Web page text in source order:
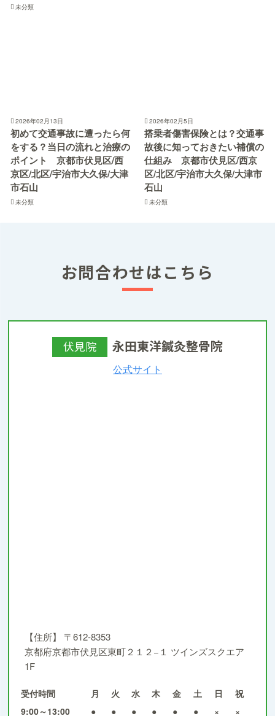
未分類
2026年02月13日
初めて交通事故に遭ったら何
をする？当日の流れと治療の
ポイント 京都市伏見区/西
京区/北区/宇治市大久保/大津
市石山
未分類
2026年02月5日
搭乗者傷害保険とは？交通事
故後に知っておきたい補償の
仕組み 京都市伏見区/西京
区/北区/宇治市大久保/大津市
石山
未分類
お問合わせはこちら
伏見院 永田東洋鍼灸整骨院
公式サイト
【住所】
〒612-8353
京都府京都市伏見区東町２１２−１ ツインズスクエア
1F
受付時間 月 火 水 木 金 土 日
祝
9:00～13:00
● ● ● ● ● ● ×
×